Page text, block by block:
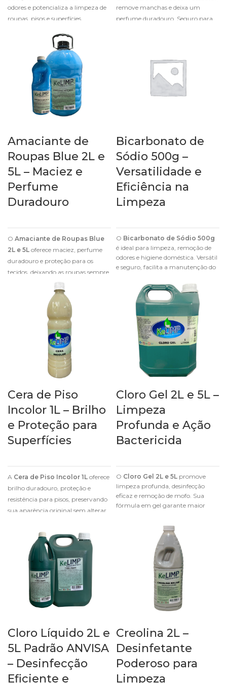
odores e potencializa a limpeza de
roupas, pisos e superfícies,
remove manchas e deixa um
perfume duradouro. Seguro para
Amaciante de
Roupas Blue 2L e
5L – Maciez e
Perfume
Duradouro
O Amaciante de Roupas Blue
2L e 5L oferece maciez, perfume
duradouro e proteção para os
tecidos, deixando as roupas sempre
suaves e fáceis de passar.
Bicarbonato de
Sódio 500g –
Versatilidade e
Eficiência na
Limpeza
O Bicarbonato de Sódio 500g
é ideal para limpeza, remoção de
odores e higiene doméstica. Versátil
e seguro, facilita a manutenção do
Cera de Piso
Incolor 1L – Brilho
e Proteção para
Superfícies
A Cera de Piso Incolor 1L oferece
brilho duradouro, proteção e
resistência para pisos, preservando
sua aparência original sem alterar
Cloro Gel 2L e 5L –
Limpeza
Profunda e Ação
Bactericida
O Cloro Gel 2L e 5L promove
limpeza profunda, desinfecção
eficaz e remoção de mofo. Sua
fórmula em gel garante maior
Cloro Líquido 2L e
5L Padrão ANVISA
– Desinfecção
Eficiente e
Creolina 2L –
Desinfetante
Poderoso para
Limpeza